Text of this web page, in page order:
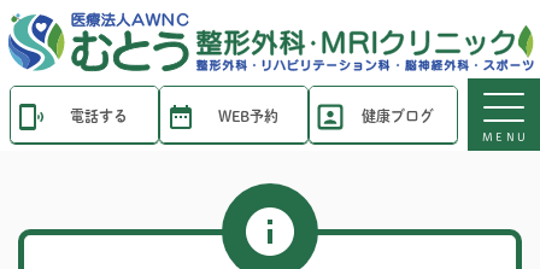
電話する WEB予約 健康ブログ
MENU